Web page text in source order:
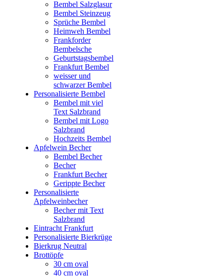
Bembel Salzglasur
Bembel Steinzeug
Sprüche Bembel
Heimweh Bembel
Frankforder
Bembelsche
Geburtstagsbembel
Frankfurt Bembel
weisser und
schwarzer Bembel
Personalisierte Bembel
Bembel mit viel
Text Salzbrand
Bembel mit Logo
Salzbrand
Hochzeits Bembel
Apfelwein Becher
Bembel Becher
Becher
Frankfurt Becher
Gerippte Becher
Personalisierte
Apfelweinbecher
Becher mit Text
Salzbrand
Eintracht Frankfurt
Personalisierte Bierkrüge
Bierkrug Neutral
Brottöpfe
30 cm oval
40 cm oval